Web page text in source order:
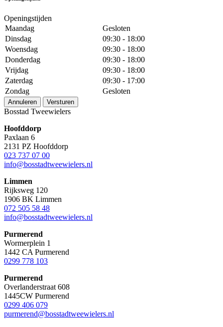
Openingstijden
Maandag
Gesloten
Dinsdag
09:30 - 18:00
Woensdag
09:30 - 18:00
Donderdag
09:30 - 18:00
Vrijdag
09:30 - 18:00
Zaterdag
09:30 - 17:00
Zondag
Gesloten
Annuleren Versturen
Bosstad Tweewielers
Hoofddorp
Paxlaan 6
2131 PZ Hoofddorp
023 737 07 00
info@bosstadtweewielers.nl
Limmen
Rijksweg 120
1906 BK Limmen
072 505 58 48
info@bosstadtweewielers.nl
Purmerend
Wormerplein 1
1442 CA Purmerend
0299 778 103
Purmerend
Overlanderstraat 608
1445CW Purmerend
0299 406 079
purmerend@bosstadtweewielers.nl